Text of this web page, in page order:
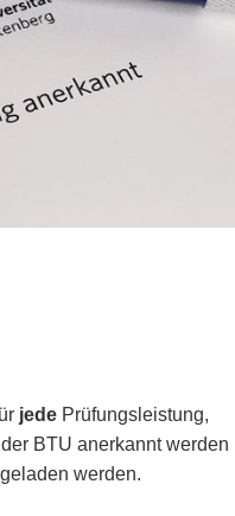
jedePrüfungsleistung,
BTU anerkannt werden
werden.